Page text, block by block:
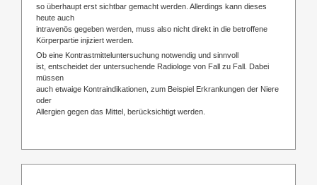
so überhaupt erst sichtbar gemacht werden. Allerdings kann dieses
heute auch
intravenös gegeben werden, muss also nicht direkt in die betroffene
Körperpartie injiziert werden.
Ob eine Kontrastmitteluntersuchung notwendig und sinnvoll
ist, entscheidet der untersuchende Radiologe von Fall zu Fall. Dabei
müssen
auch etwaige Kontraindikationen, zum Beispiel Erkrankungen der Niere
oder
Allergien gegen das Mittel, berücksichtigt werden.